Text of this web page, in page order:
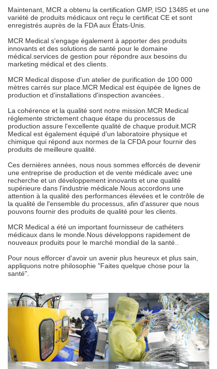
Maintenant, MCR a obtenu la certification GMP, ISO 13485 et une
variété de produits médicaux ont reçu le certificat CE et sont
enregistrés auprès de la FDA aux États-Unis.
MCR Medical s'engage également à apporter des produits
innovants et des solutions de santé pour le domaine
médical.services de gestion pour répondre aux besoins du
marketing médical et des clients.
MCR Medical dispose d'un atelier de purification de 100 000
mètres carrés sur place.MCR Medical est équipée de lignes de
production et d'installations d'inspection avancées..
La cohérence et la qualité sont notre mission.MCR Medical
réglemente strictement chaque étape du processus de
production assure l'excellente qualité de chaque produit.MCR
Medical est également équipé d'un laboratoire physique et
chimique qui répond aux normes de la CFDA pour fournir des
produits de meilleure qualité.
Ces dernières années, nous nous sommes efforcés de devenir
une entreprise de production et de vente médicale avec une
recherche et un développement innovants et une qualité
supérieure dans l'industrie médicale.Nous accordons une
attention à la qualité des performances élevées et le contrôle de
la qualité de l'ensemble du processus, afin d'assurer que nous
pouvons fournir des produits de qualité pour les clients.
MCR Medical a été un important fournisseur de cathéters
médicaux dans le monde.Nous développons rapidement de
nouveaux produits pour le marché mondial de la santé..
Pour nous efforcer d'avoir un avenir plus heureux et plus sain,
appliquons notre philosophie "Faites quelque chose pour la
santé".